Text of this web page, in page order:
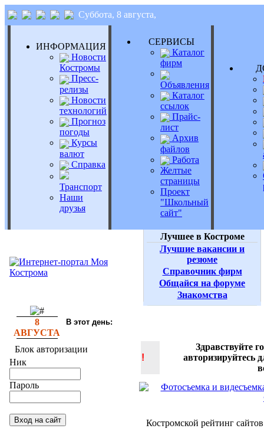
Суббота, 8 августа,
ИНФОРМАЦИЯ
Новости
Костромы
Пресс-
релизы
Новости
технологий
Прогноз
погоды
Курсы
валют
Справка
Транспорт
Наши
друзья
СЕРВИСЫ
Каталог
фирм
Объявления
Каталог
ссылок
Прайс-
лист
Архив
файлов
Работа
Желтые
страницы
Проект
"Школьный
сайт"
Лучшее в Костроме
Лучшие вакансии и
резюме
Справочник фирм
Общайся на форуме
Знакомства
8
АВГУСТА
В этот день:
Блок авторизации
Ник
Пароль
!
Здравствуйте
авторизируйтесь
Костромской рейтинг сайтов